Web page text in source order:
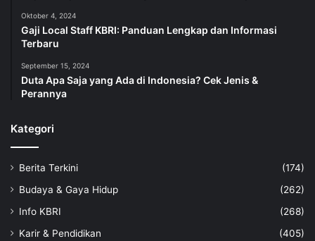
Oktober 4, 2024
Gaji Local Staff KBRI: Panduan Lengkap dan Informasi
Terbaru
September 15, 2024
Duta Apa Saja yang Ada di Indonesia? Cek Jenis &
Perannya
Kategori
Berita Terkini
(174)
Budaya & Gaya Hidup
(262)
Info KBRI
(268)
Karir & Pendidikan
(405)